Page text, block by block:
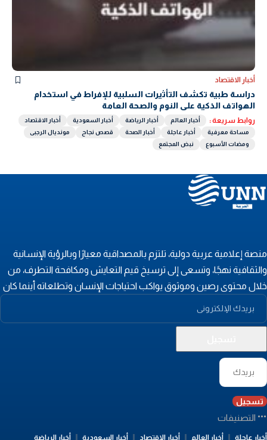
أخبار الاقتصاد
دراسة طبية تكشف التأثيرات السلبية للإفراط في استخدام
الهواتف الذكية على النوم والصحة العامة
روابط سريعة : أخبار العالم أخبار الرياضة أخبار السعودية
أخبار الاقتصاد
مساحة معرفية
أخبار عاجلة أخبار الصحة قصص نجاح
مونديال الرجبى
ومضات الأسبوع
نبض المجتمع
إعلامية عربية دولية، تلتزم بالمصداقية معيارًا وبالرؤية الإنسانية
نهجًا، وتسعى إلى ترسيخ قيم التعايش ومكافحة التطرف، من
محتوى رصين وموثوق يواكب احتياجات الإنسان وتطلعاته أينما كان
تسجيل
التصنيفات
عاجلة أخبار العالم أخبار الاقتصاد أخبار السعودية
أخبار الرياضة